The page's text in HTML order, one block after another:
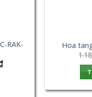
RAK-
Hoa